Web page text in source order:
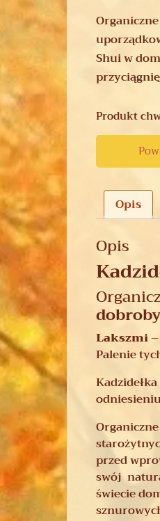
Shui w
Produkt
Opis
Opis
Lakszmi
Palenie
przed
swój
świecie